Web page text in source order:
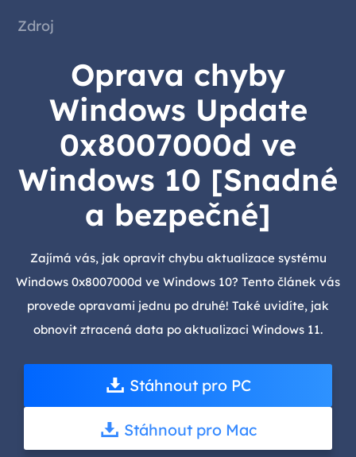
Zdroj
Oprava chyby
Windows Update
0x8007000d ve
Windows 10 [Snadné
a bezpečné]
Zajímá vás, jak opravit chybu aktualizace systému
Windows 0x8007000d ve Windows 10? Tento článek vás
provede opravami jednu po druhé! Také uvidíte, jak
obnovit ztracená data po aktualizaci Windows 11.
Stáhnout pro PC
Stáhnout pro Mac